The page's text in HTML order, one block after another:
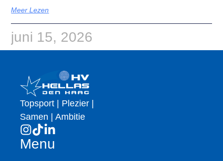
Meer Lezen
juni 15, 2026
Topsport | Plezier |
Samen | Ambitie
Menu